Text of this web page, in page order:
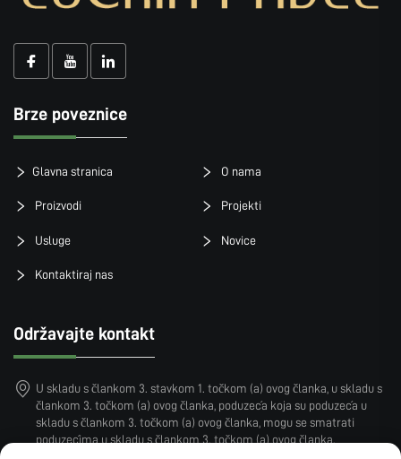
Brze poveznice
Glavna stranica O nama
Proizvodi Projekti
Usluge Novice
Kontaktiraj nas
Održavajte kontakt
U skladu s člankom 3. stavkom 1. točkom (a) ovog članka, u skladu s
člankom 3. točkom (a) ovog članka, poduzeća koja su poduzeća u
skladu s člankom 3. točkom (a) ovog članka, mogu se smatrati
poduzećima u skladu s člankom 3. točkom (a) ovog članka.